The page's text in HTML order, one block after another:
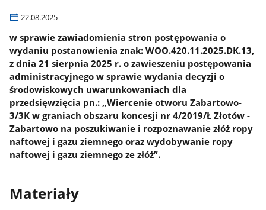
22.08.2025
w sprawie zawiadomienia stron postępowania o
wydaniu postanowienia znak: WOO.420.11.2025.DK.13,
z dnia 21 sierpnia 2025 r. o zawieszeniu postępowania
administracyjnego w sprawie wydania decyzji o
środowiskowych uwarunkowaniach dla
przedsięwzięcia pn.: „Wiercenie otworu Zabartowo-
3/3K w graniach obszaru koncesji nr 4/2019/Ł Złotów -
Zabartowo na poszukiwanie i rozpoznawanie złóż ropy
naftowej i gazu ziemnego oraz wydobywanie ropy
naftowej i gazu ziemnego ze złóż”.
Materiały